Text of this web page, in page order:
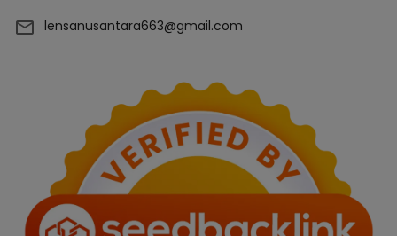
lensanusantara663@gmail.com